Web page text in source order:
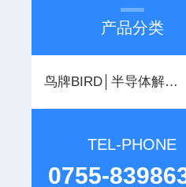
产品分类
鸟牌BIRD│半导体解决方案
TEL-PHONE
0755-